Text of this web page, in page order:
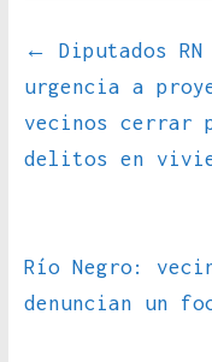
←
Diputados
urgencia a
vecinos cerrar
delitos en
Río Negro:
denuncian un